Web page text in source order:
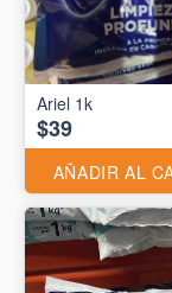
Ariel 1k
$39
AÑADIR AL